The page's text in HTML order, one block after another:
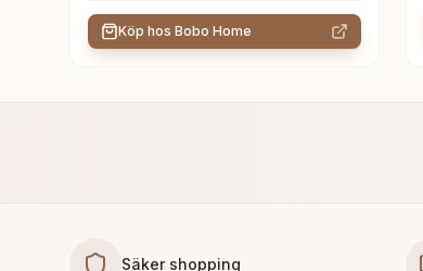
Köp hos Bobo Home
Säker shopping